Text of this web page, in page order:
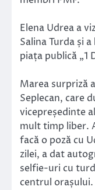
Elena Udrea a
Salina Turda și
piața publică „1
Marea surpriză
Seplecan, care
vicepreședinte
mult timp liber.
facă o poză cu
zilei, a dat
selfie-uri cu
centrul orașului.